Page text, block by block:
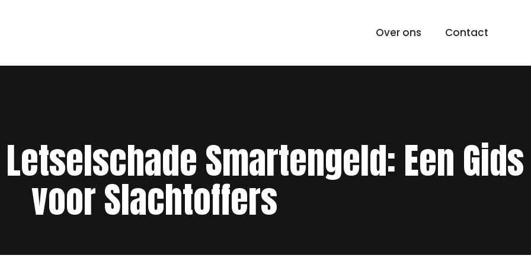
Over ons Contact
Smartengeld: Een Gids
voor Slachtoffers